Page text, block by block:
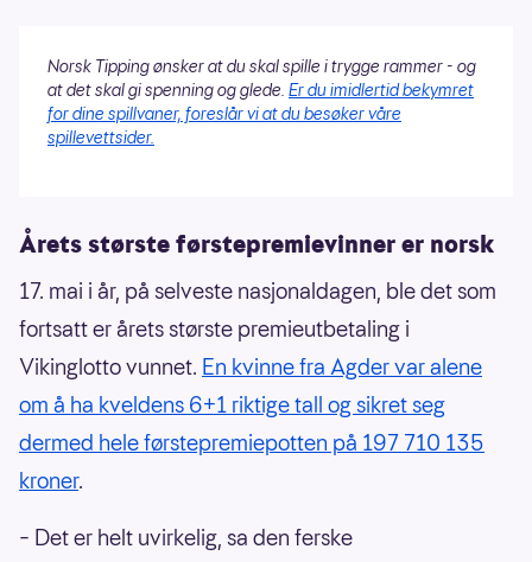
Norsk Tipping ønsker at du skal spille i trygge rammer - og
at det skal gi spenning og glede. Er du imidlertid bekymret
for dine spillvaner, foreslår vi at du besøker våre
spillevettsider.
Årets største førstepremievinner er norsk
17. mai i år, på selveste nasjonaldagen, ble det som
fortsatt er årets største premieutbetaling i
Vikinglotto vunnet. En kvinne fra Agder var alene
om å ha kveldens 6+1 riktige tall og sikret seg
dermed hele førstepremiepotten på 197 710 135
kroner.
– Det er helt uvirkelig, sa den ferske